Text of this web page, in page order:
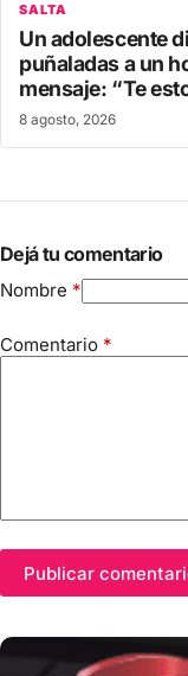
SALTA
Un adolescente
puñaladas a un
mensaje: “Te
8 agosto, 2026
Dejá tu comentario
Nombre *
Comentario *
Publicar